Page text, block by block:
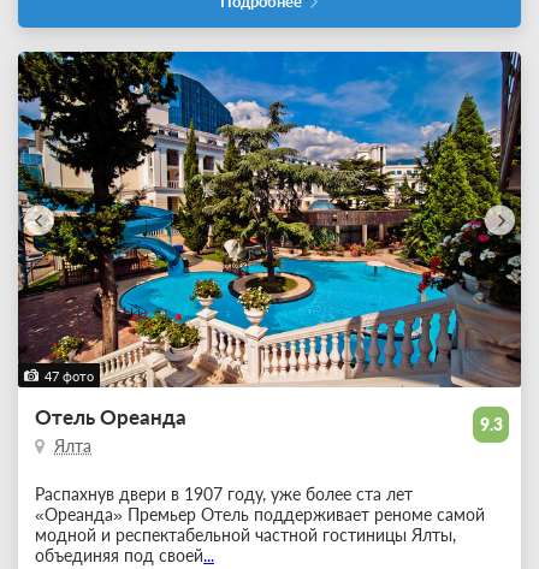
47 фото
9.3
Отель Ореанда
Ялта
Распахнув двери в 1907 году, уже более ста лет
«Ореанда» Премьер Отель поддерживает реноме самой
модной и респектабельной частной гостиницы Ялты,
объединяя под своей...